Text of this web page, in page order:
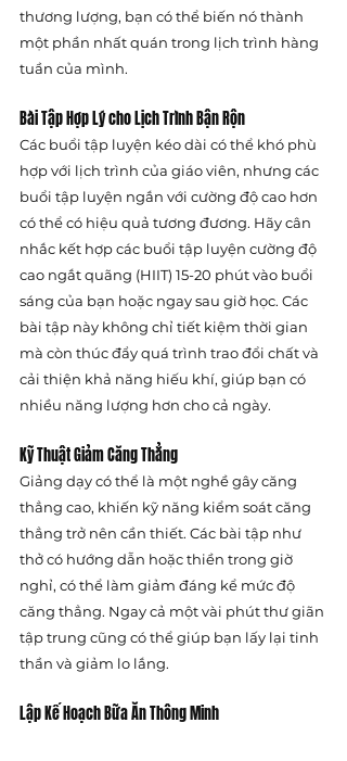
thương lượng, bạn có thể biến nó thành
một phần nhất quán trong lịch trình hàng
tuần của mình.
Bài Tập Hợp Lý cho Lịch Trình Bận Rộn
Các buổi tập luyện kéo dài có thể khó phù
hợp với lịch trình của giáo viên, nhưng các
buổi tập luyện ngắn với cường độ cao hơn
có thể có hiệu quả tương đương. Hãy cân
nhắc kết hợp các buổi tập luyện cường độ
cao ngắt quãng (HIIT) 15-20 phút vào buổi
sáng của bạn hoặc ngay sau giờ học. Các
bài tập này không chỉ tiết kiệm thời gian
mà còn thúc đẩy quá trình trao đổi chất và
cải thiện khả năng hiếu khí, giúp bạn có
nhiều năng lượng hơn cho cả ngày.
Kỹ Thuật Giảm Căng Thẳng
Giảng dạy có thể là một nghề gây căng
thẳng cao, khiến kỹ năng kiểm soát căng
thẳng trở nên cần thiết. Các bài tập như
thở có hướng dẫn hoặc thiền trong giờ
nghỉ, có thể làm giảm đáng kể mức độ
căng thẳng. Ngay cả một vài phút thư giãn
tập trung cũng có thể giúp bạn lấy lại tinh
thần và giảm lo lắng.
Lập Kế Hoạch Bữa Ăn Thông Minh